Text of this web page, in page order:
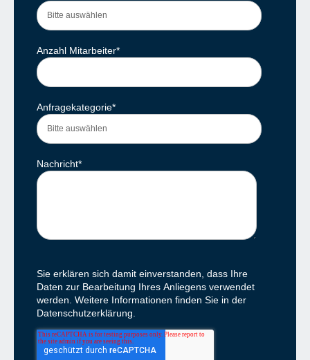
Anzahl Mitarbeiter*
Anfragekategorie*
Nachricht*
Sie erklären sich damit einverstanden, dass Ihre
Daten zur Bearbeitung Ihres Anliegens verwendet
werden. Weitere Informationen finden Sie in der
Datenschutzerklärung.